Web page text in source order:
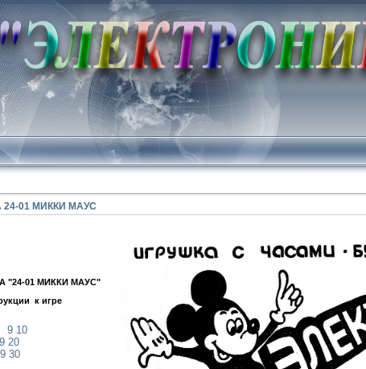
24-01 МИККИ МАУС
"24-01 МИККИ МАУС"
к игре
9 10
20
30